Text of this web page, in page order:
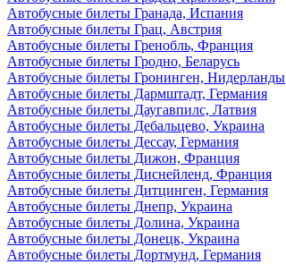
Автобусные билеты Гранада, Испания
Автобусные билеты Грац, Австрия
Автобусные билеты Гренобль, Франция
Автобусные билеты Гродно, Беларусь
Автобусные билеты Гронинген, Нидерланды
Автобусные билеты Дармштадт, Германия
Автобусные билеты Даугавпилс, Латвия
Автобусные билеты Дебальцево, Украина
Автобусные билеты Дессау, Германия
Автобусные билеты Дижон, Франция
Автобусные билеты Диснейленд, Франция
Автобусные билеты Дитцинген, Германия
Автобусные билеты Днепр, Украина
Автобусные билеты Долина, Украина
Автобусные билеты Донецк, Украина
Автобусные билеты Дортмунд, Германия